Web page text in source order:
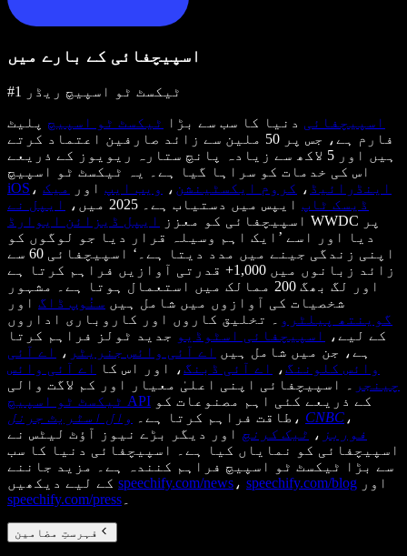
اسپیچفائی کے بارے میں
#1 ٹیکسٹ ٹو اسپیچ ریڈر
اسپیچفائی دنیا کا سب سے بڑا ٹیکسٹ ٹو اسپیچ پلیٹ
فارم ہے، جس پر 50 ملین سے زائد صارفین اعتماد کرتے
ہیں اور 5 لاکھ سے زیادہ پانچ ستارہ ریویوز کے ذریعے
اس کی خدمات کو سراہا گیا ہے۔ یہ ٹیکسٹ ٹو اسپیچ
iOS ، اینڈرائیڈ ، کروم ایکسٹینشن ، ویب ایپ اور
میک
ڈیسک ٹاپ ایپس میں دستیاب ہے۔ 2025 میں،
ایپل نے
اسپیچفائی کو معزز
ایپل ڈیزائن ایوارڈ
WWDC پر
دیا اور اسے ’ایک اہم وسیلہ قرار دیا جو لوگوں کو
اپنی زندگی جینے میں مدد دیتا ہے۔‘ اسپیچفائی 60 سے
زائد زبانوں میں 1,000+ قدرتی آوازیں فراہم کرتا ہے
اور لگ بھگ 200 ممالک میں استعمال ہوتا ہے۔ مشہور
شخصیات کی آوازوں میں شامل ہیں سنُوپ ڈاگ اور
گوینتھ پیلٹرو
۔ تخلیق کاروں اور کاروباری اداروں
کے لیے،
اسپیچفائی اسٹوڈیو جدید ٹولز فراہم کرتا
ہے، جن میں شامل ہیں اے آئی وائس جنریٹر ،
اے آئی
وائس کلوننگ، اے آئی ڈبنگ، اور اس کا
اے آئی وائس
چینجر
۔ اسپیچفائی اپنی اعلیٰ معیار اور کم لاگت والی
ٹیکسٹ ٹو اسپیچ API
طاقت فراہم کرتا ہے۔
وال اسٹریٹ جرنل ، CNBC ،
فوربز ، ٹیک کرنچ اور دیگر بڑے نیوز آؤٹ لیٹس نے
اسپیچفائی کو نمایاں کیا ہے۔ اسپیچفائی دنیا کا سب
سے بڑا ٹیکسٹ ٹو اسپیچ فراہم کنندہ ہے۔ مزید جاننے
speechify.com/news ، speechify.com/blog اور
speechify.com/press
فہرستِ مضامین